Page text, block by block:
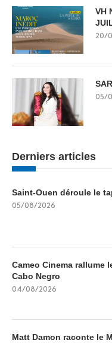
VH
20/
05/
Derniers articles
Saint-Ouen déroule le
05/08/2026
Cameo Cinema rallume
Cabo Negro
04/08/2026
Matt Damon raconte le